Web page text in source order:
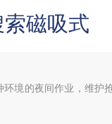
磁吸式
境的夜间作业，维护